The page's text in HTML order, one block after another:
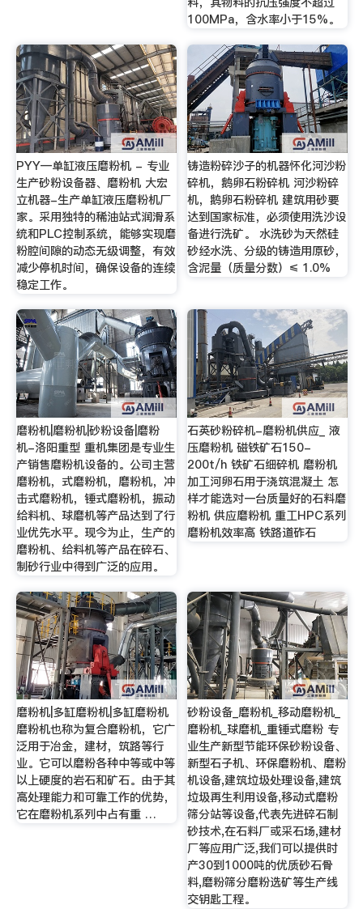
100MPa，含水率小于15%。
PYY—单缸液压磨粉机 - 专业
生产砂粉设备器、磨粉机 大宏
立机器-生产单缸液压磨粉机厂
家。采用独特的稀油站式润滑系
统和PLC控制系统，能够实现磨
粉腔间隙的动态无级调整，有效
减少停机时间，确保设备的连续
稳定工作。
铸造粉碎沙子的机器怀化河沙粉
碎机，鹅卵石粉碎机 河沙粉碎
机，鹅卵石粉碎机 建筑用砂要
达到国家标准，必须使用洗沙设
备进行洗矿。 水洗砂为天然硅
砂经水洗、分级的铸造用原砂，
含泥量（质量分数）≤ 1.0%
磨粉机|磨粉机|砂粉设备|磨粉
机-洛阳重型 重机集团是专业生
产销售磨粉机设备的。公司主营
磨粉机，式磨粉机，磨粉机，冲
击式磨粉机，锤式磨粉机，振动
给料机、球磨机等产品达到了行
业优先水平。现今为止，生产的
磨粉机、给料机等产品在碎石、
制砂行业中得到广泛的应用。
石英砂粉碎机-磨粉机供应_ 液
压磨粉机 磁铁矿石150-
200t/h 铁矿石细碎机 磨粉机
加工河卵石用于浇筑混凝土 怎
样才能选对一台质量好的石料磨
粉机 供应磨粉机 重工HPC系列
磨粉机效率高 铁路道砟石
磨粉机|多缸磨粉机|多缸磨粉机
磨粉机也称为复合磨粉机，它广
泛用于冶金，建材，筑路等行
业。它可以磨粉各种中等或中等
以上硬度的岩石和矿石。由于其
高处理能力和可靠工作的优势，
它在磨粉机系列中占有重 …
砂粉设备_磨粉机_移动磨粉机_
磨粉机_球磨机_重锤式磨粉 专
业生产新型节能环保砂粉设备、
新型石子机、环保磨粉机、磨粉
机设备,建筑垃圾处理设备,建筑
垃圾再生利用设备,移动式磨粉
筛分站等设备,代表先进碎石制
砂技术,在石料厂或采石场,建材
厂等应用广泛,我们可以提供时
产30到1000吨的优质砂石骨
料,磨粉筛分磨粉选矿等生产线
交钥匙工程。